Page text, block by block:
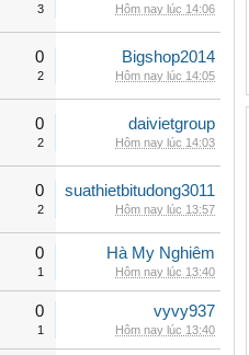
3 Hôm nay lúc 14:06
0
2
Bigshop2014
Hôm nay lúc 14:05
0
2
daivietgroup
Hôm nay lúc 14:03
0
2
suathietbitudong3011
Hôm nay lúc 13:57
0
1
Hà My Nghiêm
Hôm nay lúc 13:40
0
1
vyvy937
Hôm nay lúc 13:40